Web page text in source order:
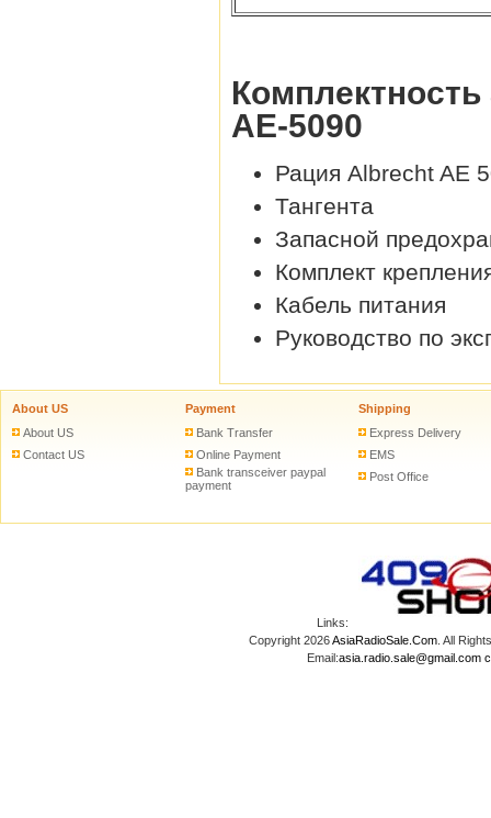
AE-5090
Рация Albrecht AE
Тангента
Запасной
Комплект
Кабель питания
Руководство по
About US
About US
Contact US
Payment
Bank Transfer
Online Payment
Bank transceiver paypal
payment
Shipping
Express Delivery
EMS
Post Office
Links:
Copyright 2026AsiaRadioSale.Com. All
Email:asia.radio.sale@gmail.com